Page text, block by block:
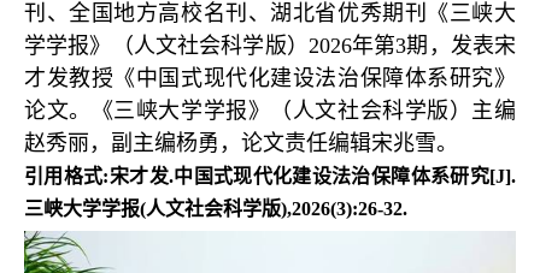
刊、全国地方高校名刊、湖北省优秀期刊《三峡大
学学报》（人文社会科学版）2026年第3期，发表宋
才发教授《中国式现代化建设法治保障体系研究》
论文。《三峡大学学报》（人文社会科学版）主编
赵秀丽，副主编杨勇，论文责任编辑宋兆雪。
引用格式:宋才发.中国式现代化建设法治保障体系研究[J].
三峡大学学报(人文社会科学版),2026(3):26-32.